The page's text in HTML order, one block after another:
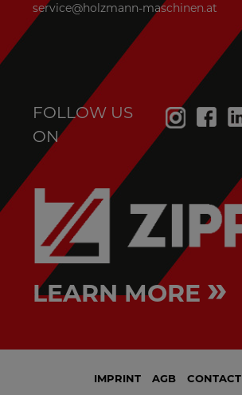
service@holzmann-maschinen.at
FOLLOW US
ON
LEARN MORE »
IMPRINT AGB CONTACT